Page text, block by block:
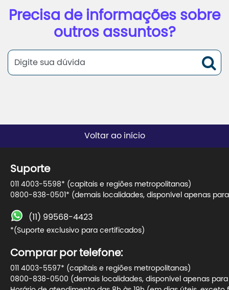
Precisa de informações sobre
outros assuntos?
Voltar ao início
Suporte
011 4003-5598* (capitais e regiões metropolitanas)
0800-838-0501* (demais localidades, disponível apenas
(11) 99568-4423
*(Suporte exclusivo para certificados)
Comprar por telefone:
011 4003-5597* (capitais e regiões metropolitanas)
0800-838-0500 (demais localidades, disponível apenas